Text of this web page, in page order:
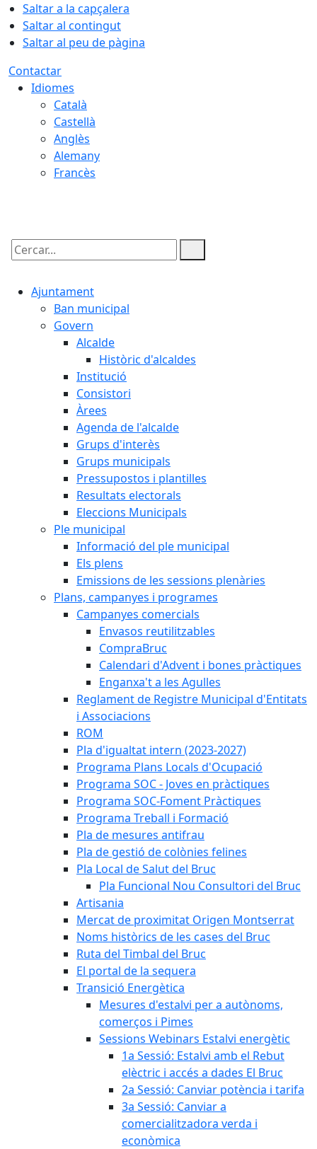
Saltar a la capçalera
Saltar al contingut
Saltar al peu de pàgina
Contactar
Idiomes
Català
Castellà
Anglès
Alemany
Francès
Cercar:
Ajuntament
Ban municipal
Govern
Alcalde
Històric d'alcaldes
Institució
Consistori
Àrees
Agenda de l'alcalde
Grups d'interès
Grups municipals
Pressupostos i plantilles
Resultats electorals
Eleccions Municipals
Ple municipal
Informació del ple municipal
Els plens
Emissions de les sessions plenàries
Plans, campanyes i programes
Campanyes comercials
Envasos reutilitzables
CompraBruc
Calendari d'Advent i bones pràctiques
Enganxa't a les Agulles
Reglament de Registre Municipal d'Entitats
i Associacions
ROM
Pla d'igualtat intern (2023-2027)
Programa Plans Locals d'Ocupació
Programa SOC - Joves en pràctiques
Programa SOC-Foment Pràctiques
Programa Treball i Formació
Pla de mesures antifrau
Pla de gestió de colònies felines
Pla Local de Salut del Bruc
Pla Funcional Nou Consultori del Bruc
Artisania
Mercat de proximitat Origen Montserrat
Noms històrics de les cases del Bruc
Ruta del Timbal del Bruc
El portal de la sequera
Transició Energètica
Mesures d'estalvi per a autònoms,
comerços i Pimes
Sessions Webinars Estalvi energètic
1a Sessió: Estalvi amb el Rebut
elèctric i accés a dades El Bruc
2a Sessió: Canviar potència i tarifa
3a Sessió: Canviar a
comercialitzadora verda i
econòmica